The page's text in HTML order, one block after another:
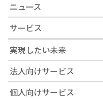
ニュース
サービス
実現したい未来
法人向けサービス
個人向けサービス